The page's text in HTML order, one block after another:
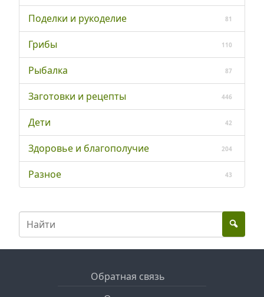
Поделки и рукоделие 81
Грибы 110
Рыбалка 87
Заготовки и рецепты 446
Дети 42
Здоровье и благополучие 204
Разное 43
Обратная связь